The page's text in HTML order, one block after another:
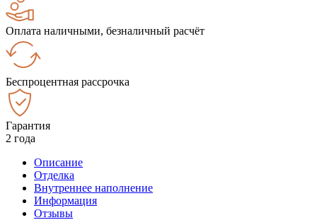
Оплата наличными, безналичный расчёт
Беспроцентная рассрочка
Гарантия
2 года
Описание
Отделка
Внутреннее наполнение
Информация
Отзывы